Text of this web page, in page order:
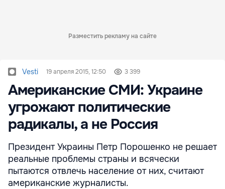
Разместить рекламу на сайте
Vesti 19 апреля 2015, 12:50 3 399
Американские СМИ: Украине
угрожают политические
радикалы, а не Россия
Президент Украины Петр Порошенко не решает
реальные проблемы страны и всячески
пытаются отвлечь население от них, считают
американские журналисты.